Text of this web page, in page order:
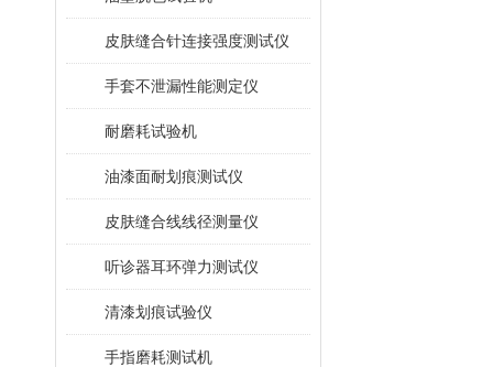
皮肤缝合针连接强度测试仪
手套不泄漏性能测定仪
耐磨耗试验机
油漆面耐划痕测试仪
皮肤缝合线线径测量仪
听诊器耳环弹力测试仪
清漆划痕试验仪
手指磨耗测试机